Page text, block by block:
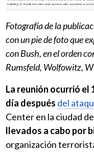
Fotografía de la
con un pie de foto que
con Bush, en el orden
Rumsfeld, Wolfowitz,
La reunión ocurrió el
día después del
Center en la ciudad
llevados a cabo por
organización